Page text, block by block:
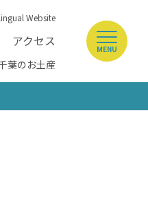
Website
アクセス
葉のお土産
MENU